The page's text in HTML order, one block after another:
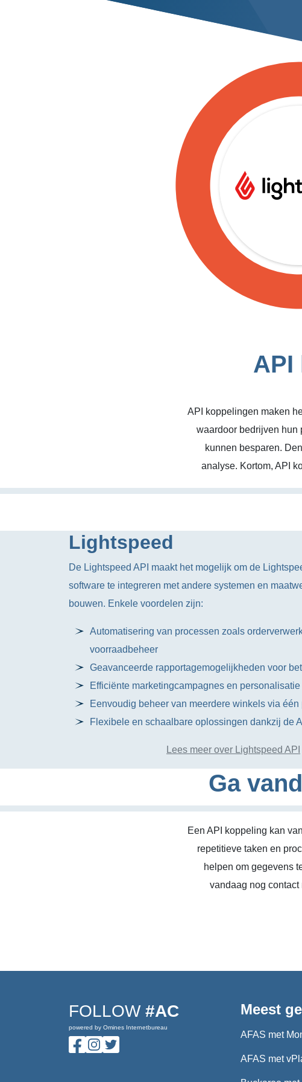
API
API koppelingen maken
waardoor bedrijven hun
kunnen besparen.
analyse. Kortom, API
Lightspeed
De Lightspeed API maakt het mogelijk om de
software te integreren met andere systemen en
bouwen. Enkele voordelen zijn:
Automatisering van processen zoals
voorraadbeheer
Geavanceerde rapportagemogelijkheden voor
Efficiënte marketingcampagnes en personalisatie
Eenvoudig beheer van meerdere winkels via één
Flexibele en schaalbare oplossingen dankzij de
Lees meer over Lightspeed API
Ga
Een API koppeling kan
repetitieve taken en
helpen om gegevens
vandaag nog
FOLLOW #AC
powered by Omines Internetbureau
Meest
AFAS met
AFAS met